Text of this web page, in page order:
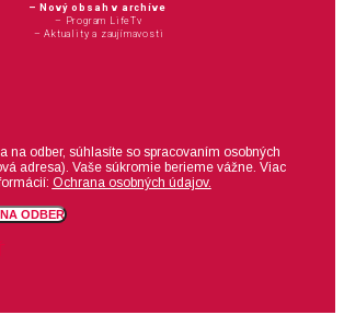
– Nový obsah v archíve
– Program LifeTv
– Aktuality a zaujímavosti
na odber, súhlasíte so spracovaním osobných
adresa). Vaše súkromie berieme vážne. Viac
Ochrana osobných údajov.
ODBER